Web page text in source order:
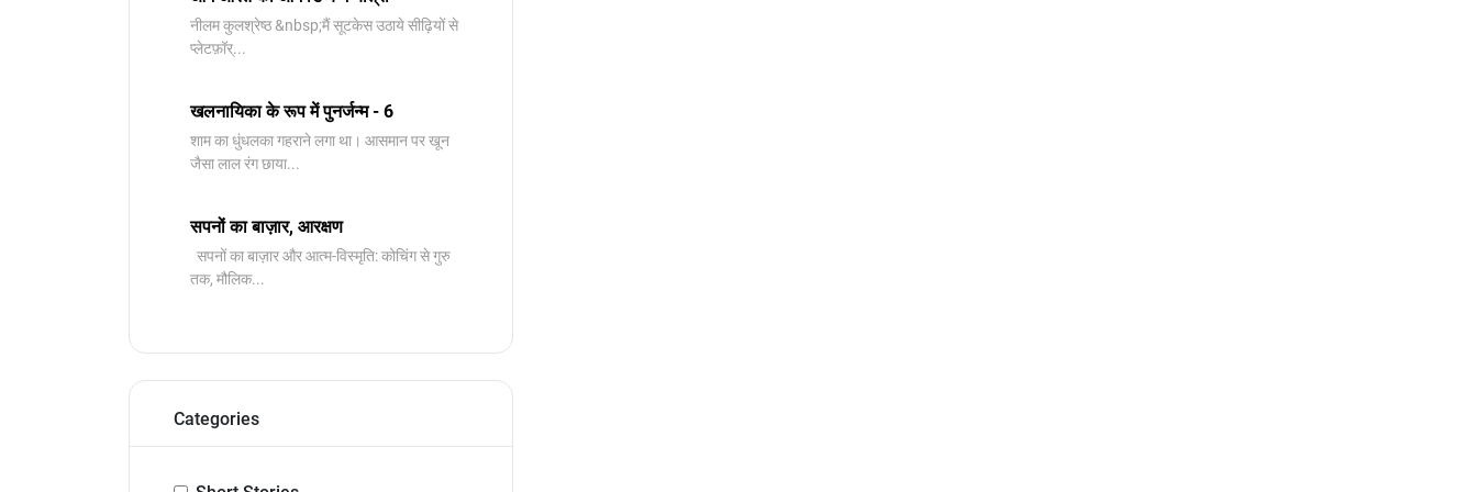
नीलम कुलश्रेष्ठ &nbsp;मैं सूटकेस उठाये सीढ़ियों से
प्लेटफ़ॉर्...
खलनायिका के रूप में पुनर्जन्म - 6
शाम का धुंधलका गहराने लगा था। आसमान पर खून
जैसा लाल रंग छाया...
सपनों का बाज़ार, आरक्षण
सपनों का बाज़ार और आत्म-विस्मृति: कोचिंग से गुरु
तक, मौलिक...
Categories